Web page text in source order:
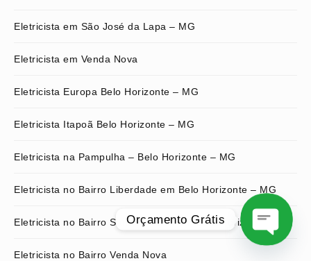
Eletricista em São José da Lapa – MG
Eletricista em Venda Nova
Eletricista Europa Belo Horizonte – MG
Eletricista Itapoã Belo Horizonte – MG
Eletricista na Pampulha – Belo Horizonte – MG
Eletricista no Bairro Liberdade em Belo Horizonte – MG
Eletricista no Bairro Santo Antônio em Belo Horizonte
Eletricista no Bairro Venda Nova
Orçamento Grátis